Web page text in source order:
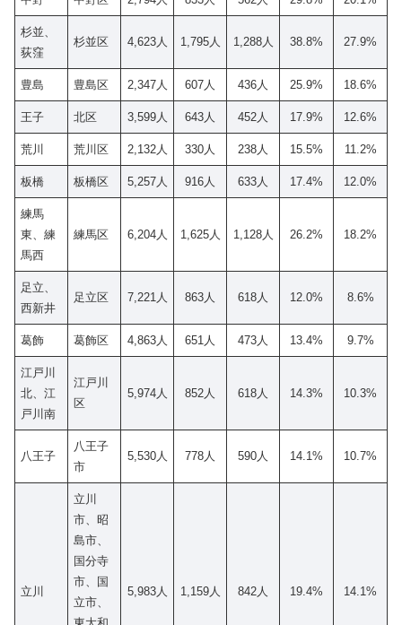
杉並、
荻窪
杉並区 4,623人 1,795人 1,288人 38.8% 27.9%
豊島 豊島区 2,347人 607人 436人 25.9% 18.6%
王子 北区 3,599人 643人 452人 17.9% 12.6%
荒川 荒川区 2,132人 330人 238人 15.5% 11.2%
板橋 板橋区 5,257人 916人 633人 17.4% 12.0%
練馬
東、練
馬西
練馬区 6,204人 1,625人 1,128人 26.2% 18.2%
足立、
西新井
足立区 7,221人 863人 618人 12.0% 8.6%
葛飾 葛飾区 4,863人 651人 473人 13.4% 9.7%
江戸川
北、江
戸川南
江戸川
区
5,974人 852人 618人 14.3% 10.3%
八王子
八王子
市
5,530人 778人 590人 14.1% 10.7%
立川
立川
市、昭
島市、
国分寺
市、国
立市、
5,983人 1,159人 842人 19.4% 14.1%